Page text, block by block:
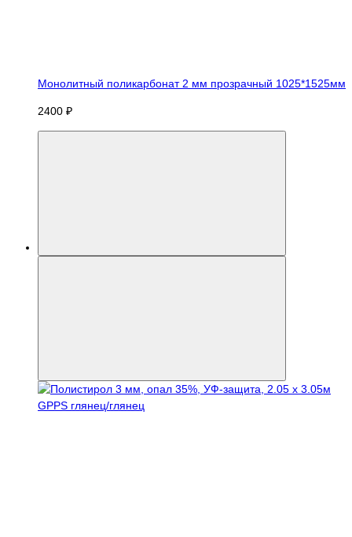
Монолитный поликарбонат 2 мм прозрачный 1025*1525мм
2400 ₽